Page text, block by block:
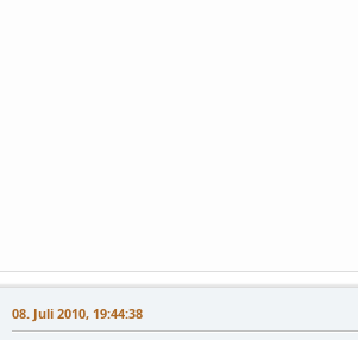
08. Juli 2010, 19:44:38